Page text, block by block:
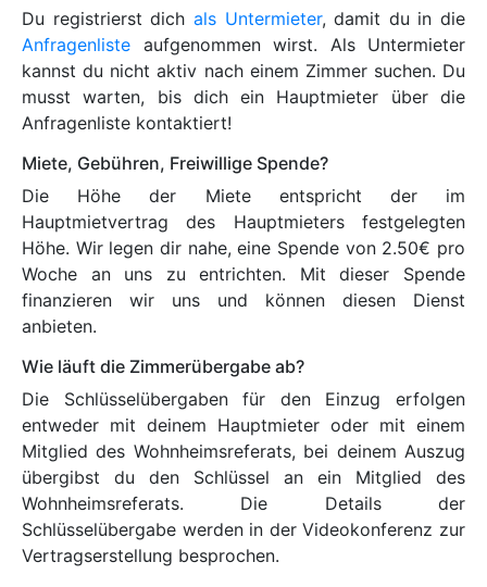
Du registrierst dich als Untermieter, damit du in die
Anfragenliste aufgenommen wirst. Als Untermieter
kannst du nicht aktiv nach einem Zimmer suchen. Du
musst warten, bis dich ein Hauptmieter über die
Anfragenliste kontaktiert!
Miete, Gebühren, Freiwillige Spende?
Die Höhe der Miete entspricht der im
Hauptmietvertrag des Hauptmieters festgelegten
Höhe. Wir legen dir nahe, eine Spende von 2.50€ pro
Woche an uns zu entrichten. Mit dieser Spende
finanzieren wir uns und können diesen Dienst
anbieten.
Wie läuft die Zimmerübergabe ab?
Die Schlüsselübergaben für den Einzug erfolgen
entweder mit deinem Hauptmieter oder mit einem
Mitglied des Wohnheimsreferats, bei deinem Auszug
übergibst du den Schlüssel an ein Mitglied des
Wohnheimsreferats. Die Details der
Schlüsselübergabe werden in der Videokonferenz zur
Vertragserstellung besprochen.